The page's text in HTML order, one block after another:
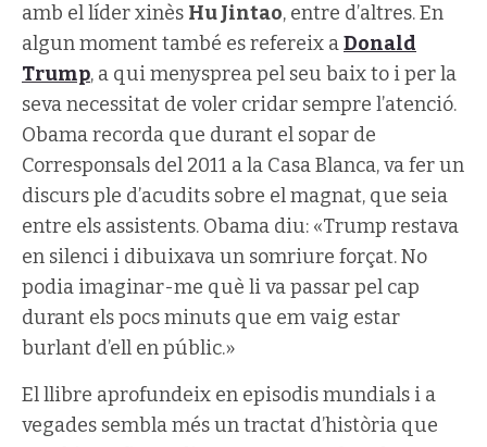
amb el líder xinès Hu Jintao, entre d’altres. En
algun moment també es refereix aDonald
Trump, a qui menysprea pel seu baix to i per la
seva necessitat de voler cridar sempre l’atenció.
Obama recorda que durant el sopar de
Corresponsals del 2011 a la Casa Blanca, va fer un
discurs ple d’acudits sobre el magnat, que seia
entre els assistents. Obama diu: «Trump restava
en silenci i dibuixava un somriure forçat. No
podia imaginar-me què li va passar pel cap
durant els pocs minuts que em vaig estar
burlant d’ell en públic.»
El llibre aprofundeix en episodis mundials i a
vegades sembla més un tractat d’història que